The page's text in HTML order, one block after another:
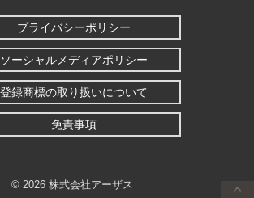
プライバシーポリシー
ソーシャルメディアポリシー
登録商標の取り扱いについて
免責事項
© 2026 株式会社アーザス